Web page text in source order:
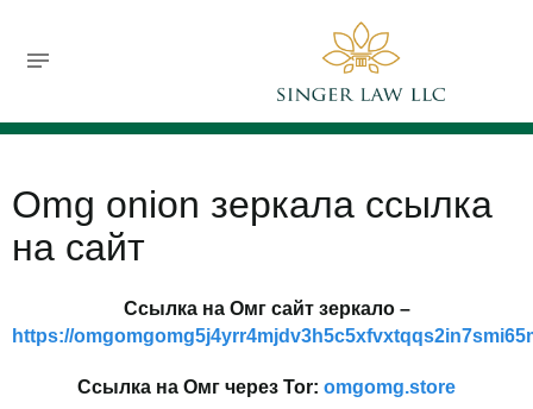
jsinger@singerlawllc.com
FREE CONSULTATION
Omg onion зеркала ссылка
на сайт
Ссылка на Омг сайт зеркало –
https://
Ссылка на Омг через Tor: omgomg.store